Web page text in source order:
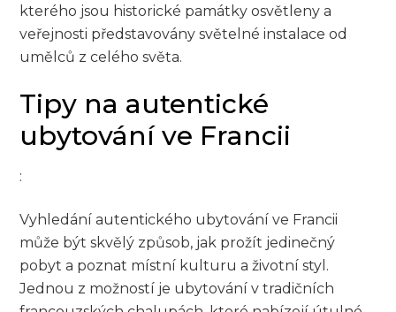
kterého jsou historické památky osvětleny a
veřejnosti představovány světelné instalace od
umělců z celého světa.
Tipy na autentické
ubytování ve Francii
:
Vyhledání autentického ubytování ve Francii
může být skvělý způsob, jak prožít jedinečný
pobyt a poznat místní kulturu a životní styl.
Jednou z možností je ubytování v tradičních